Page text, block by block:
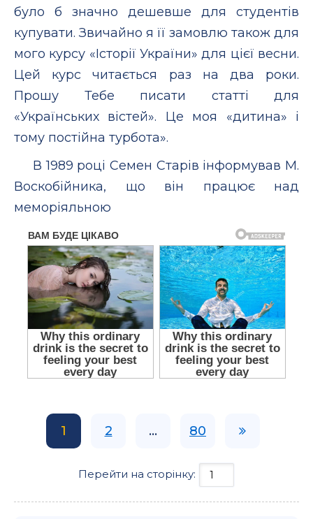
було б значно дешевше для студентів
купувати. Звичайно я її замовлю також для
мого курсу «Історії України» для цієї весни.
Цей курс читається раз на два роки.
Прошу Тебе писати статті для
«Українських вістей». Це моя «дитина» і
тому постійна турбота».
В 1989 році Семен Старів інформував М.
Воскобійника, що він працює над
меморіяльною
1 2 ... 80
Перейти на сторінку: